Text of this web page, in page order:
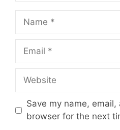
Name
Email
Website
Save my name,
browser for the next